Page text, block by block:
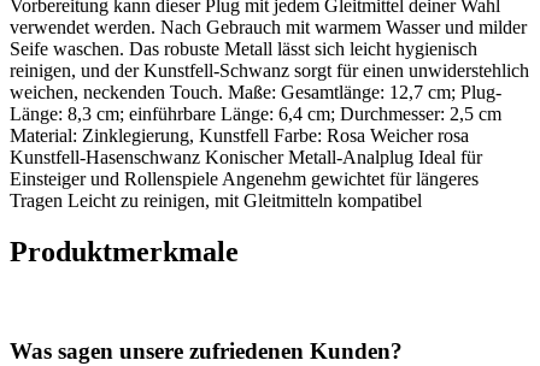
Vorbereitung kann dieser Plug mit jedem Gleitmittel deiner Wahl
verwendet werden. Nach Gebrauch mit warmem Wasser und milder
Seife waschen. Das robuste Metall lässt sich leicht hygienisch
reinigen, und der Kunstfell-Schwanz sorgt für einen unwiderstehlich
weichen, neckenden Touch. Maße: Gesamtlänge: 12,7 cm; Plug-
Länge: 8,3 cm; einführbare Länge: 6,4 cm; Durchmesser: 2,5 cm
Material: Zinklegierung, Kunstfell Farbe: Rosa Weicher rosa
Kunstfell-Hasenschwanz Konischer Metall-Analplug Ideal für
Einsteiger und Rollenspiele Angenehm gewichtet für längeres
Tragen Leicht zu reinigen, mit Gleitmitteln kompatibel
Produktmerkmale
Was sagen unsere zufriedenen Kunden?